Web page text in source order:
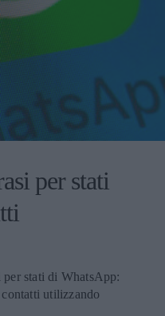
per stati
stati di WhatsApp:
utilizzando